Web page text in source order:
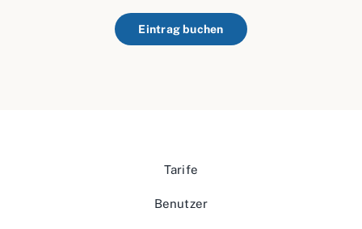
Eintrag buchen
Tarife
Benutzer